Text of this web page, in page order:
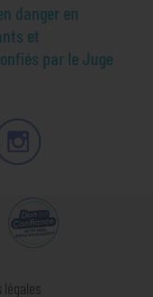
danger en
et
par le Juge
légales